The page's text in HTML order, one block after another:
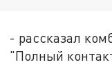
- рассказал
"Полный